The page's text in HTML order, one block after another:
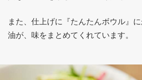
また、仕上げに『たんたんボウル』
油が、味をまとめてくれています。